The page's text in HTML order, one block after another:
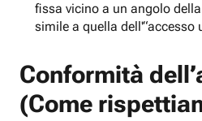
fissa vicino a un angolo
simile a quella dell'“accesso
Conformità
(Come